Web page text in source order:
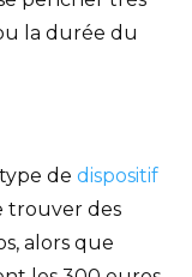
la durée du
type dedispositif
trouver des
alors que